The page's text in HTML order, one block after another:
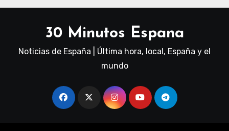
30 Minutos Espana
Noticias de España | Última hora, local, España y el
mundo